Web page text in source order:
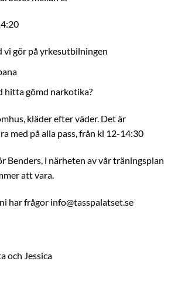
vi gör på yrkesutbilningen
hitta gömd narkotika?
kläder efter väder. Det är
med på alla pass, från kl 12-14:30
Benders, i närheten av vår träningsplan
att vara.
har frågor info@tasspalatset.se
och Jessica